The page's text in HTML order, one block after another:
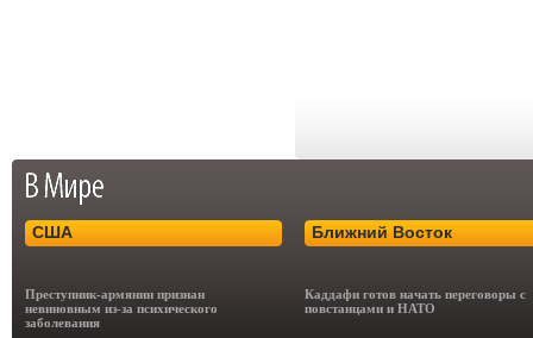
США
Преступник-армянин признан
невиновным из-за психического
заболевания
Ближний Восток
Каддафи готов начать переговоры с
повстанцами и НАТО